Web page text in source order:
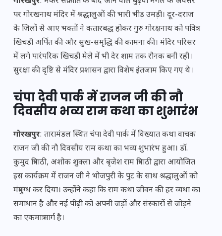
पर गोरखनाथ मंदिर में श्रद्धालुओं की भारी भीड़ उमड़ी। दूर-दराज
के जिलों से आए भक्तों ने कतारबद्ध होकर गुरु गोरक्षनाथ को पवित्र
खिचड़ी अर्पित की और सुख-समृद्धि की कामना की। मंदिर परिसर
में लगे पारंपरिक खिचड़ी मेले में भी देर शाम तक रौनक बनी रही।
सुरक्षा की दृष्टि से मंदिर प्रशासन द्वारा विशेष इंतजाम किए गए थे।
चंपा देवी पार्क में राजन जी की नौ
दिवसीय भव्य राम कथा का शुभारंभ
गोरखपुर: तारामंडल स्थित चंपा देवी पार्क में विख्यात कथा वाचक
राजन जी की नौ दिवसीय राम कथा का भव्य शुभारंभ हुआ। डॉ.
कुमुद त्रिपाठी, अशोक शुक्ला और बृजेश राम त्रिपाठी द्वारा आयोजित
इस कार्यक्रम में राजन जी ने भोजपुरी के पुट के साथ श्रद्धालुओं को
मंत्रमुग्ध कर दिया। उन्होंने कहा कि राम कथा जीवन की हर व्यथा का
समाधान है और नई पीढ़ी को अपनी जड़ों और संस्कारों से जोड़ने
का एकमात्र मार्ग है।